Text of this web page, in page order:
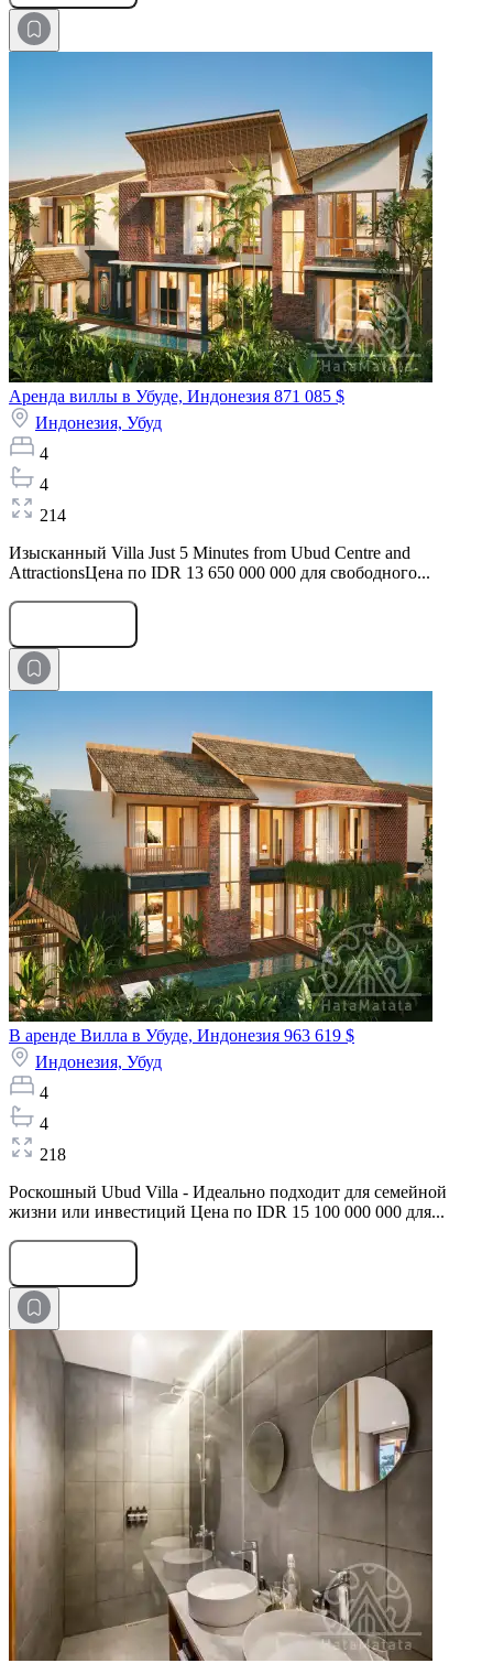
Аренда виллы в Убуде, Индонезия 871 085 $
Индонезия, Убуд
4
4
214
Изысканный Villa Just 5 Minutes from Ubud Centre and
AttractionsЦена по IDR 13 650 000 000 для свободного...
В аренде Вилла в Убуде, Индонезия 963 619 $
Индонезия, Убуд
4
4
218
Роскошный Ubud Villa - Идеально подходит для семейной
жизни или инвестиций Цена по IDR 15 100 000 000 для...